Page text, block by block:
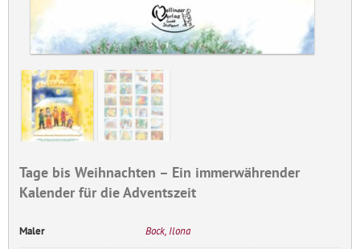
Tage bis Weihnachten – Ein immerwährender
Kalender für die Adventszeit
Maler Bock, Ilona